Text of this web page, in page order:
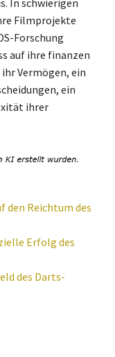
In schwierigen
Filmprojekte
Forschung
auf ihre finanzen
Vermögen, ein
ein
ihrer
den Reichtum des
Erfolg des
des Darts-